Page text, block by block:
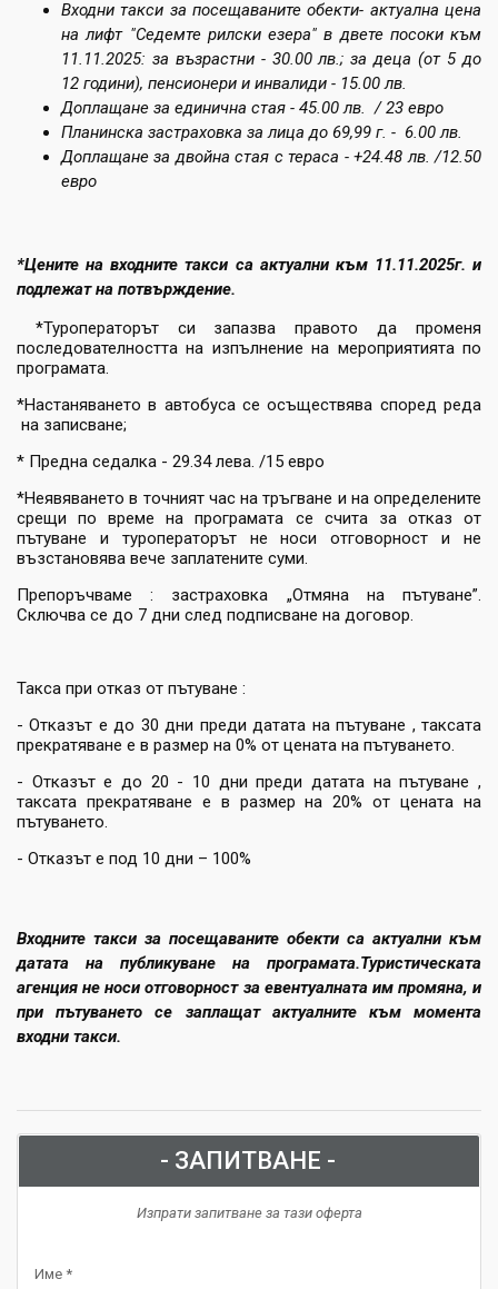
Входни такси за посещаваните обекти- актуална цена
на лифт "Седемте рилски езера" в двете посоки към
11.11.2025: за възрастни - 30.00 лв.; за деца (от 5 до
12 години), пенсионери и инвалиди - 15.00 лв.
Доплащане за единична стая - 45.00 лв. / 23 евро
Планинска застраховка за лица до 69,99 г. - 6.00 лв.
Доплащане за двойна стая с тераса - +24.48 лв. /12.50
евро
*Цените на входните такси са актуални към 11.11.2025г. и
подлежат на потвърждение.
*Туроператорът си запазва правото да променя
последователността на изпълнение на мероприятията по
програмата.
*Настаняването в автобуса се осъществява според реда
на записване;
* Предна седалка - 29.34 лева. /15 евро
*Неявяването в точният час на тръгване и на определените
срещи по време на програмата се счита за отказ от
пътуване и туроператорът не носи отговорност и не
възстановява вече заплатените суми.
Препоръчваме : застраховка „Отмяна на пътуване”.
Сключва се до 7 дни след подписване на договор.
Такса при отказ от пътуване :
- Отказът е до 30 дни преди датата на пътуване , таксата
прекратяване е в размер на 0% от цената на пътуването.
- Отказът е до 20 - 10 дни преди датата на пътуване ,
таксата прекратяване е в размер на 20% от цената на
пътуването.
- Отказът е под 10 дни – 100%
Входните такси за посещаваните обекти са актуални към
датата на публикуване на програмата.Туристическата
агенция не носи отговорност за евентуалната им промяна, и
при пътуването се заплащат актуалните към момента
входни такси.
- ЗАПИТВАНЕ -
Изпрати запитване за тази оферта
Име *